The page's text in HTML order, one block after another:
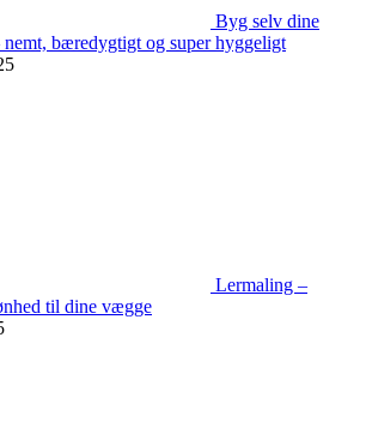
Byg selv dine
bæredygtigt og super hyggeligt
Lermaling –
til dine vægge